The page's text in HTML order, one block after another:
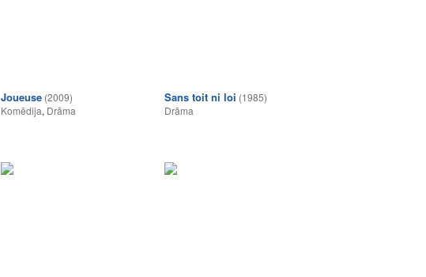
Joueuse (2009)
Komēdija, Drāma
Sans toit ni loi (1985)
Drāma